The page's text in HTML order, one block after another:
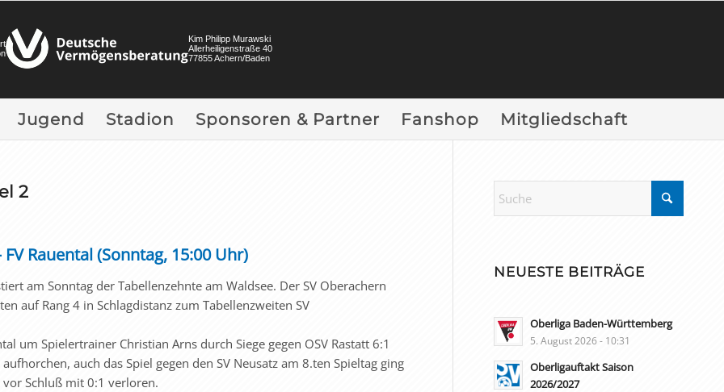
Kim Philipp Murawski
Allerheiligenstraße 40
77855 Achern/Baden
Jugend Stadion Sponsoren & Partner Fanshop Mitgliedschaft
2
Rauental (Sonntag, 15:00 Uhr)
am Sonntag der Tabellenzehnte am Waldsee. Der SV Oberachern
auf Rang 4 in Schlagdistanz zum Tabellenzweiten SV
um Spielertrainer Christian Arns durch Siege gegen OSV Rastatt 6:1
auch das Spiel gegen den SV Neusatz am 8.ten Spieltag ging
Schluß mit 0:1 verloren.
NEUESTE BEITRÄGE
Oberliga Baden-Württemberg
5. August 2026 - 10:31
Oberligauftakt Saison
2026/2027